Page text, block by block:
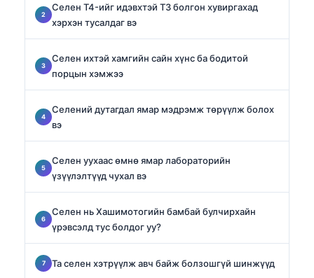
Селен T4-ийг идэвхтэй T3 болгон хувиргахад
хэрхэн тусалдаг вэ
Селен ихтэй хамгийн сайн хүнс ба бодитой
порцын хэмжээ
Селений дутагдал ямар мэдрэмж төрүүлж болох
вэ
Селен уухаас өмнө ямар лабораторийн
үзүүлэлтүүд чухал вэ
Селен нь Хашимотогийн бамбай булчирхайн
үрэвсэлд тус болдог уу?
Та селен хэтрүүлж авч байж болзошгүй шинжүүд